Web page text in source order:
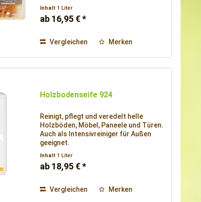
Inhalt1 Liter
ab 16,95 € *
Vergleichen Merken
Holzbodenseife 924
Reinigt, pflegt und veredelt helle
Holzböden, Möbel, Paneele und Türen.
Auch als Intensivreiniger für Außen
geeignet.
Inhalt1 Liter
ab 18,95 € *
Vergleichen Merken